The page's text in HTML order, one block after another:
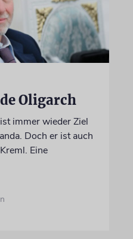
Oligarch
immer wieder Ziel
Doch er ist auch
Eine